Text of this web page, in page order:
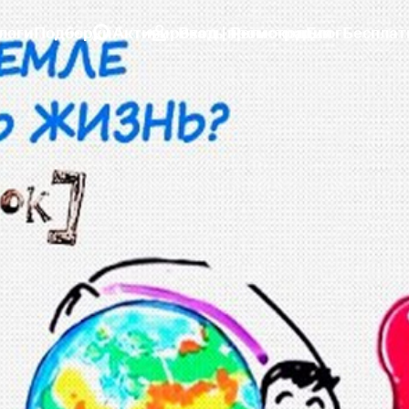
Подборки Активировать промокод Блог
Вход | Регистрация